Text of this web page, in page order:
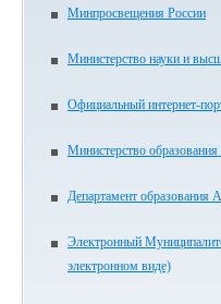
Минпросвещения России
Министерство науки и
Официальный интернет-
Министерство
Департамент образования
Электронный
электронном виде)